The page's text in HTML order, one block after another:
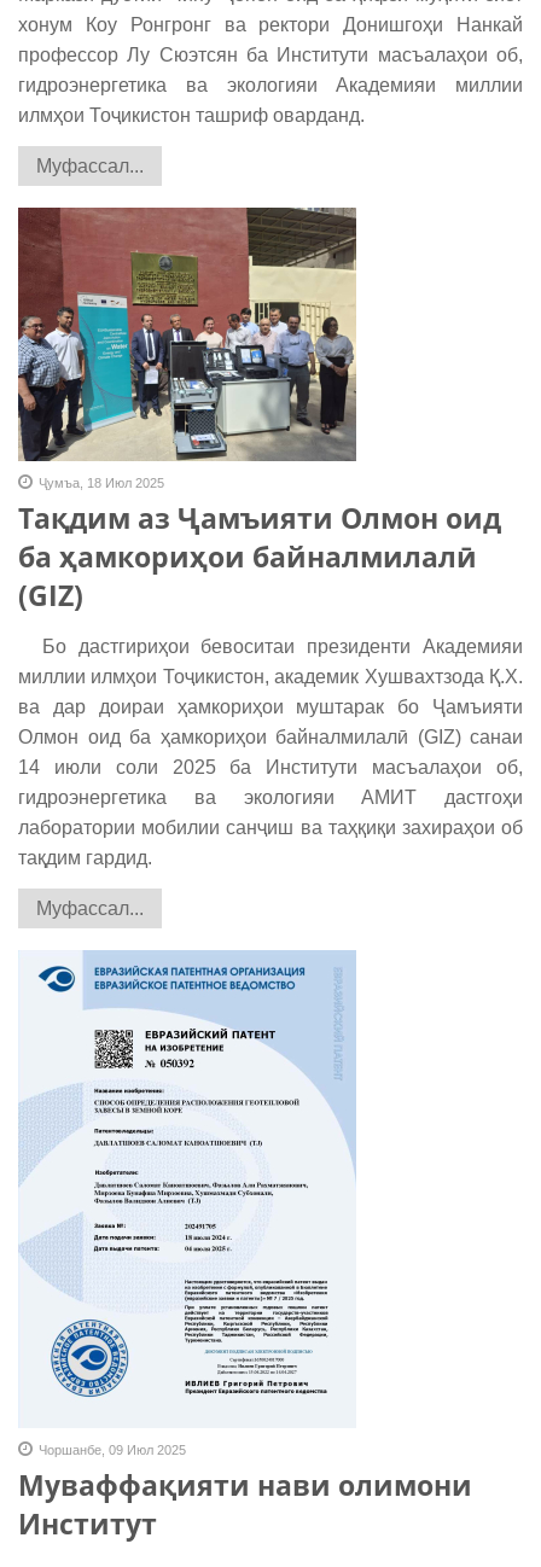
хонум Коу Ронгронг ва ректори Донишгоҳи Нанкай
профессор Лу Сюэтсян ба Институти масъалаҳои об,
гидроэнергетика ва экологияи Академияи миллии
илмҳои Тоҷикистон ташриф оварданд.
Муфассал...
Ҷумъа, 18 Июл 2025
Тақдим аз Ҷамъияти Олмон оид
ба ҳамкориҳои байналмилалӣ
(GIZ)
Бо дастгириҳои бевоситаи президенти Академияи
миллии илмҳои Тоҷикистон, академик Хушвахтзода Қ.Х.
ва дар доираи ҳамкориҳои муштарак бо Ҷамъияти
Олмон оид ба ҳамкориҳои байналмилалӣ (GIZ) санаи
14 июли соли 2025 ба Институти масъалаҳои об,
гидроэнергетика ва экологияи АМИТ дастгоҳи
лаборатории мобилии санҷиш ва таҳқиқи захираҳои об
тақдим гардид.
Муфассал...
Чоршанбе, 09 Июл 2025
Муваффақияти нави олимони
Институт